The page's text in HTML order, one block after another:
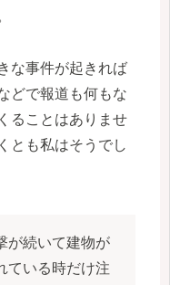
な事件が起きれば
どで報道も何もな
ることはありませ
とも私はそうでし
が続いて建物が
ている時だけ注